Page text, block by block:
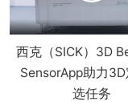
西克（SICK）3D
SensorApp助力
选任务